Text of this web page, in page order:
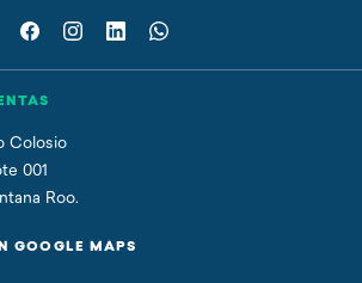
Colosio
001
Roo.
GOOGLE MAPS